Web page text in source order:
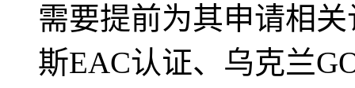
需要提前为其申请相
斯EAC认证、乌克兰